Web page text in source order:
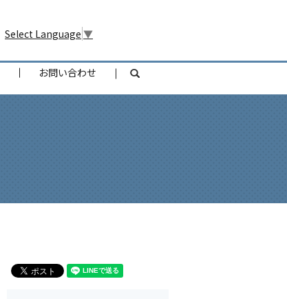
Select Language ▼
お問い合わせ search